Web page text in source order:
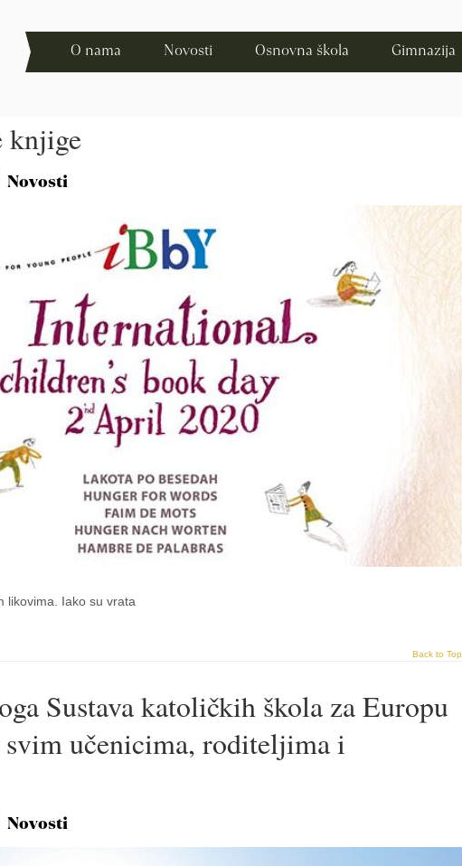
O nama Novosti Osnovna škola Gimnazija
knjige
Novosti
likovima. Iako su vrata
Back to Top
Sustava katoličkih škola za Europu
učenicima, roditeljima i
Novosti